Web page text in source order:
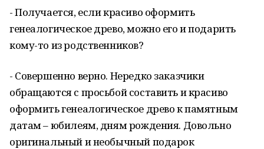
- Получается, если красиво оформить
генеалогическое древо, можно его и подарить
кому-то из родственников?
- Совершенно верно. Нередко заказчики
обращаются с просьбой составить и красиво
оформить генеалогическое древо к памятным
датам – юбилеям, дням рождения. Довольно
оригинальный и необычный подарок